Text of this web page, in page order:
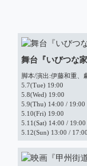
舞台『いびつな家
脚本/演出:伊藤和重、
5.7(Tue) 19:00
5.8(Wed) 19:00
5.9(Thu) 14:00 / 19:00
5.10(Fri) 19:00
5.11(Sat) 14:00 / 19:00
5.12(Sun) 13:00 / 17:00